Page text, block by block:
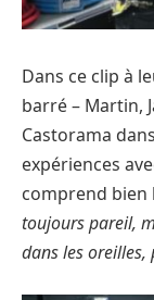
Dans ce clip à
barré – Martin,
Castorama
expériences
comprend bien
toujours pareil,
dans les oreilles,